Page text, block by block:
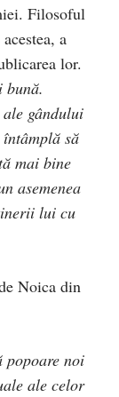
Filosoful
a
lor.
bună.
gândului
să
mai bine
asemenea
lui cu
Noica din
popoare noi
ale celor